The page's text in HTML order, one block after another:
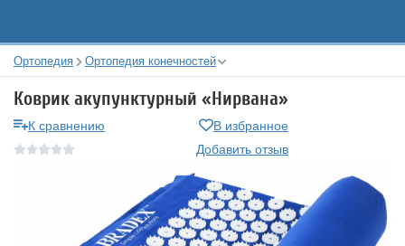
Ортопедия Ортопедия конечностей
Коврик акупунктурный «Нирвана»
К сравнению
В избранное
Добавить отзыв